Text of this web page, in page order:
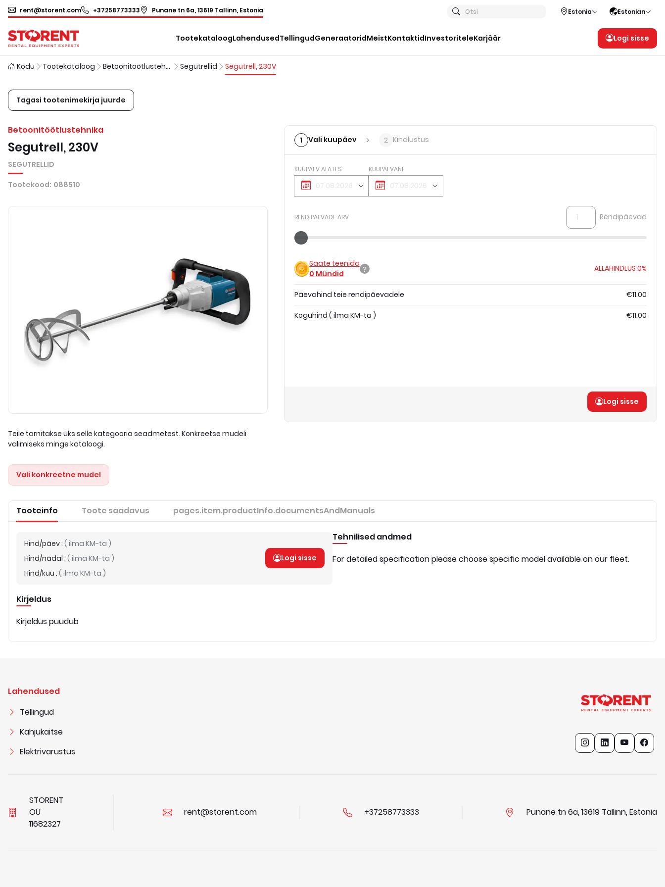
rent@storent.com +37258773333 Punane tn 6a, 13619 Tallinn, Estonia Otsi Estonia Estonian
TootekataloogLahendusedTellingudGeneraatoridMeistKontaktidInvestoriteleKarjäär Logi sisse
Kodu Tootekataloog Betoonitöötlustehnika Segutrellid Segutrell, 230V
Tagasi tootenimekirja juurde
Betoonitöötlustehnika
Segutrell, 230V
SEGUTRELLID
Tootekood: 088510
Teile tarnitakse üks selle kategooria seadmetest. Konkreetse mudeli
valimiseks minge kataloogi.
Vali konkreetne mudel
1 Vali kuupäev 2 Kindlustus
KUUPÄEV ALATES KUUPÄEVANI
RENDIPÄEVADE ARV Rendipäevad
Saate teenida
0 Mündid
ALLAHINDLUS 0%
Päevahind teie rendipäevadele €11.00
Koguhind ( ilma KM-ta ) €11.00
Logi sisse
Tooteinfo Toote saadavus pages.item.productInfo.documentsAndManuals
Hind/päev: ( ilma KM-ta )
Hind/nädal : ( ilma KM-ta )
Hind/kuu : ( ilma KM-ta )
Logi sisse
Kirjeldus
Kirjeldus puudub
Tehnilised andmed
For detailed specification please choose specific model available on our fleet.
Lahendused
Tellingud
Kahjukaitse
Elektrivarustus
STORENT
OÜ
11682327
rent@storent.com +37258773333 Punane tn 6a, 13619 Tallinn, Estonia